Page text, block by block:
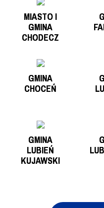
MIASTO I
GMINA
CHODECZ
GMINA
CHOCEŃ
GMINA
LUBIEŃ
KUJAWSKI